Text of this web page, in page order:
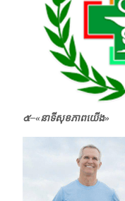
๕–«នាទីសុខភាពយើង»